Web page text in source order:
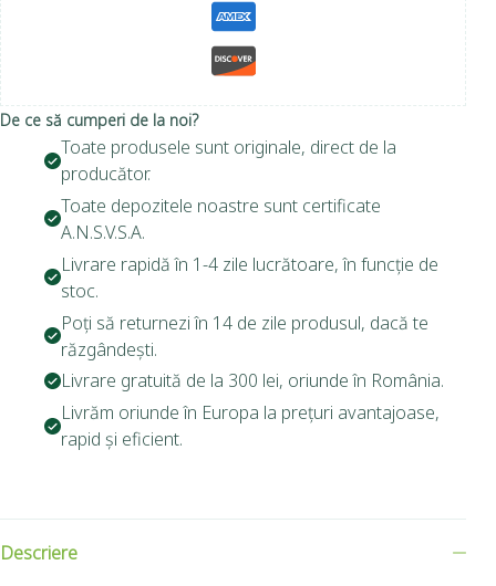
De ce să cumperi de la noi?
Toate produsele sunt originale, direct de la
producător.
Toate depozitele noastre sunt certificate
A.N.S.V.S.A.
Livrare rapidă în 1-4 zile lucrătoare, în funcție de
stoc.
Poți să returnezi în 14 de zile produsul, dacă te
răzgândești.
Livrare gratuită de la 300 lei, oriunde în România.
Livrăm oriunde în Europa la prețuri avantajoase,
rapid și eficient.
Descriere